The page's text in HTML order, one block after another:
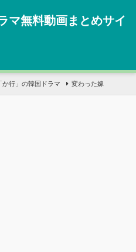
マ無料動画まとめサイ
か行」の韓国ドラマ 変わった嫁